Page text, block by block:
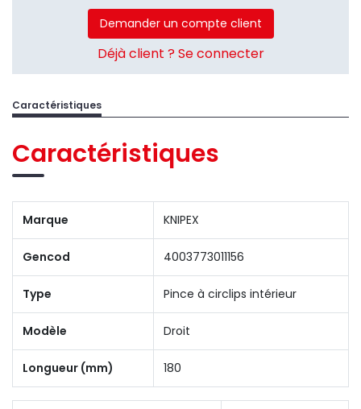
Demander un compte client
Déjà client ? Se connecter
Caractéristiques
Caractéristiques
Marque KNIPEX
Gencod 4003773011156
Type Pince à circlips intérieur
Modèle Droit
Longueur (mm) 180